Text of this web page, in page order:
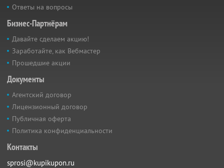
Ответы на вопросы
Бизнес-Партнёрам
Давайте сделаем акцию!
Заработайте, как Вебмастер
Прошедшие акции
Документы
Агентский договор
Лицензионный договор
Публичная оферта
Политика конфиденциальности
Контакты
sprosi@kupikupon.ru